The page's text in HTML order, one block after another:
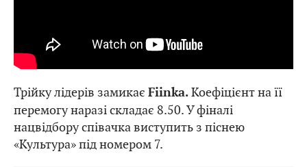
Трійку лідерів замикає Fiinka.Коефіцієнт на її
перемогу наразі складає 8.50. У фіналі
нацвідбору співачка виступить з піснею
«Культура» під номером 7.